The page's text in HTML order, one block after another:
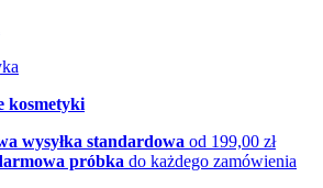
kosmetyki
wysyłka standardowa od 199,00 zł
próbka do każdego zamówienia